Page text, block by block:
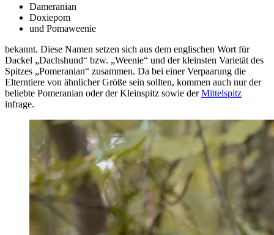
Dameranian
Doxiepom
und Pomaweenie
bekannt. Diese Namen setzen sich aus dem englischen Wort für
Dackel „Dachshund“ bzw. „Weenie“ und der kleinsten Varietät des
Spitzes „Pomeranian“ zusammen. Da bei einer Verpaarung die
Elterntiere von ähnlicher Größe sein sollten, kommen auch nur der
beliebte Pomeranian oder der Kleinspitz sowie derMittelspitz
infrage.